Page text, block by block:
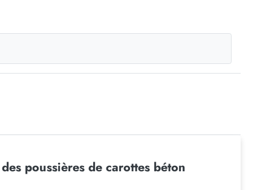
poussières de carottes béton